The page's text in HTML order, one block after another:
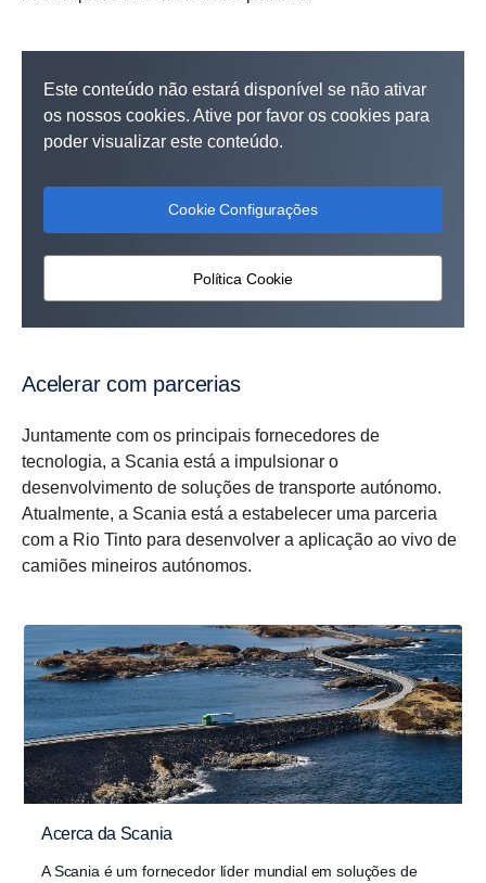
Este conteúdo não estará disponível se não ativar
os nossos cookies. Ative por favor os cookies para
poder visualizar este conteúdo.
Cookie Configurações
Política Cookie
Acelerar com parcerias
Juntamente com os principais fornecedores de
tecnologia, a Scania está a impulsionar o
desenvolvimento de soluções de transporte autónomo.
Atualmente, a Scania está a estabelecer uma parceria
com a Rio Tinto para desenvolver a aplicação ao vivo de
camiões mineiros autónomos.
Acerca da Scania
A Scania é um fornecedor líder mundial em soluções de